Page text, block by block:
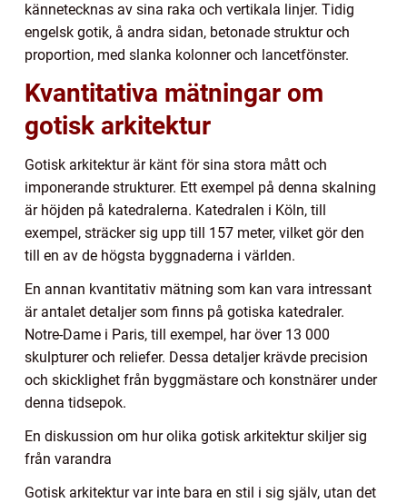
kännetecknas av sina raka och vertikala linjer. Tidig
engelsk gotik, å andra sidan, betonade struktur och
proportion, med slanka kolonner och lancetfönster.
Kvantitativa mätningar om
gotisk arkitektur
Gotisk arkitektur är känt för sina stora mått och
imponerande strukturer. Ett exempel på denna skalning
är höjden på katedralerna. Katedralen i Köln, till
exempel, sträcker sig upp till 157 meter, vilket gör den
till en av de högsta byggnaderna i världen.
En annan kvantitativ mätning som kan vara intressant
är antalet detaljer som finns på gotiska katedraler.
Notre-Dame i Paris, till exempel, har över 13 000
skulpturer och reliefer. Dessa detaljer krävde precision
och skicklighet från byggmästare och konstnärer under
denna tidsepok.
En diskussion om hur olika gotisk arkitektur skiljer sig
från varandra
Gotisk arkitektur var inte bara en stil i sig själv, utan det